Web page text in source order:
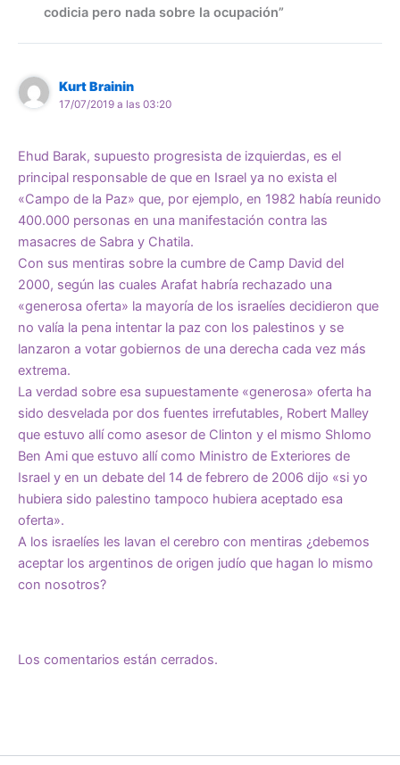
codicia pero nada sobre la ocupación”
Kurt Brainin
17/07/2019 a las 03:20
Ehud Barak, supuesto progresista de izquierdas, es el
principal responsable de que en Israel ya no exista el
«Campo de la Paz» que, por ejemplo, en 1982 había reunido
400.000 personas en una manifestación contra las
masacres de Sabra y Chatila.
Con sus mentiras sobre la cumbre de Camp David del
2000, según las cuales Arafat habría rechazado una
«generosa oferta» la mayoría de los israelíes decidieron que
no valía la pena intentar la paz con los palestinos y se
lanzaron a votar gobiernos de una derecha cada vez más
extrema.
La verdad sobre esa supuestamente «generosa» oferta ha
sido desvelada por dos fuentes irrefutables, Robert Malley
que estuvo allí como asesor de Clinton y el mismo Shlomo
Ben Ami que estuvo allí como Ministro de Exteriores de
Israel y en un debate del 14 de febrero de 2006 dijo «si yo
hubiera sido palestino tampoco hubiera aceptado esa
oferta».
A los israelíes les lavan el cerebro con mentiras ¿debemos
aceptar los argentinos de origen judío que hagan lo mismo
con nosotros?
Los comentarios están cerrados.